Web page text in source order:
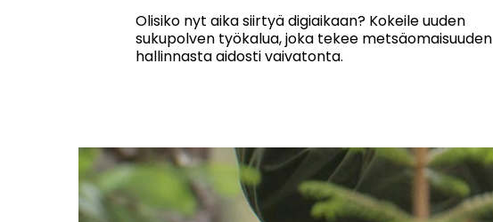
Olisiko nyt aika siirtyä digiaikaan? Kokeile uuden
sukupolven työkalua, joka tekee metsäomaisuuden
hallinnasta aidosti vaivatonta.